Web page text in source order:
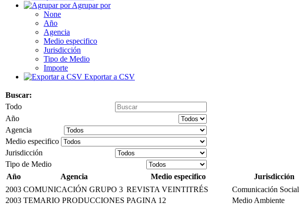
Agrupar por
None
Año
Agencia
Medio especifico
Jurisdicción
Tipo de Medio
Importe
Exportar a CSV
Buscar:
Todo
Año
Agencia
Medio especifico
Jurisdicción
Tipo de Medio
Año Agencia Medio especifico Jurisdicción
2003 COMUNICACIÓN GRUPO 3 REVISTA VEINTITRÉS Comunicación Social
2003 TEMARIO PRODUCCIONES PAGINA 12 Medio Ambiente